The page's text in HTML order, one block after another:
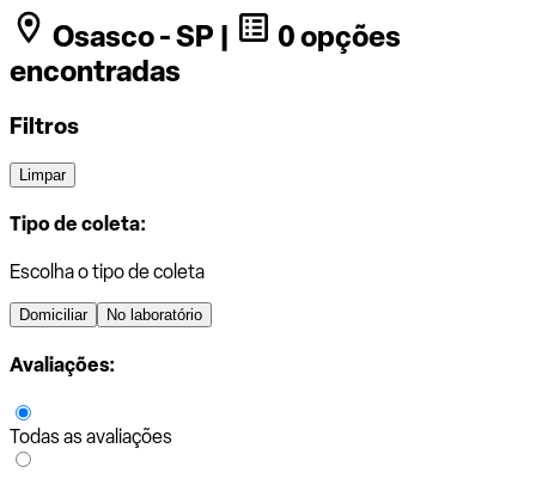
Osasco - SP |
0 opções
encontradas
Filtros
Limpar
Tipo de coleta:
Escolha o tipo de coleta
Domiciliar No laboratório
Avaliações:
Todas as avaliações